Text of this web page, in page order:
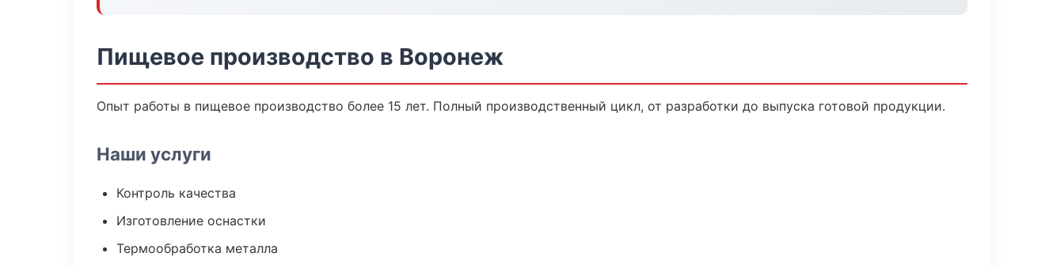
Пищевое производство в Воронеж
Опыт работы в пищевое производство более 15 лет. Полный производственный цикл, от разработки до выпуска готовой продукции.
Наши услуги
Контроль качества
Изготовление оснастки
Термообработка металла